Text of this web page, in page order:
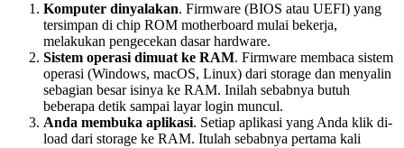
Komputer dinyalakan. Firmware (BIOS atau UEFI) yang
tersimpan di chip ROM motherboard mulai bekerja,
melakukan pengecekan dasar hardware.
Sistem operasi dimuat ke RAM. Firmware membaca sistem
operasi (Windows, macOS, Linux) dari storage dan menyalin
sebagian besar isinya ke RAM. Inilah sebabnya butuh
beberapa detik sampai layar login muncul.
Anda membuka aplikasi. Setiap aplikasi yang Anda klik di-
load dari storage ke RAM. Itulah sebabnya pertama kali